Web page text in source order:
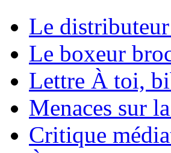
Le
Le boxeur
Lettre À toi,
Menaces sur
Critique